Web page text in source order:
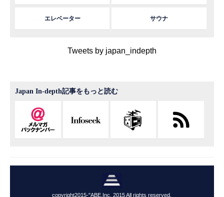
エレベーター サウナ
Tweets by japan_indepth
Japan In-depth記事をもっと読む
copyright2015-"ABE,Inc. 2015 All rights reserved.